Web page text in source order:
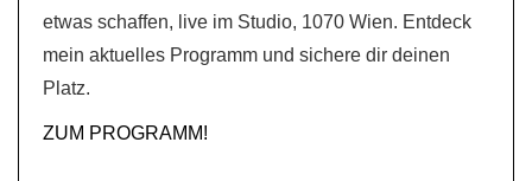
etwas schaffen, live im Studio, 1070 Wien. Entdeck
mein aktuelles Programm und sichere dir deinen
Platz.
ZUM PROGRAMM!